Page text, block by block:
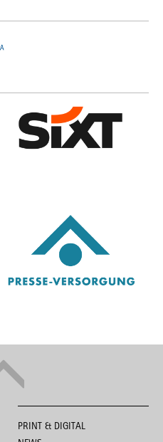
PRINT & DIGITAL